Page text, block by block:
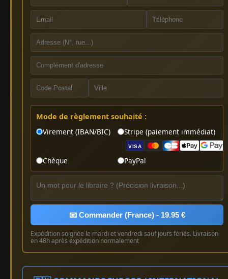
Mode de règlement souhaité :
Virement (IBAN/BIC)
Stripe (paiement immédiat)
VISA
Chèque PayPal
📧 Commander (France) - 19.95 €
Expédition soignée le mardi et vendredi sauf jours fériés. Livraison
en 48h après expédition normalement